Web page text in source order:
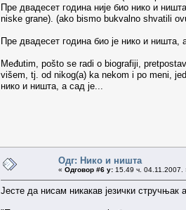
Пре двадесет година није био нико и
niske grane). (ako bismo bukvalno shvatili
Пре двадесет година био је нико и
Međutim, pošto se radi o biografiji,
višem, tj. od nikog(a) ka nekom i po meni,
нико и ништа, а сад је...
Одг: Нико и ништа
« Одговор #6 у: 15.49 ч. 04.11.2007.
Јесте да нисам никакав језички